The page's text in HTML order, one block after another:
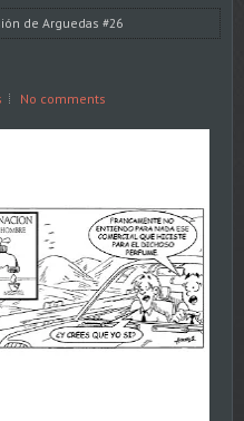
de Arguedas #26
No comments